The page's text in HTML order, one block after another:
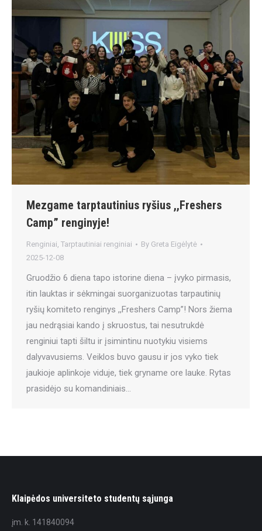
Mezgame tarptautinius ryšius ,,Freshers
Camp” renginyje!
Renginiai, Tarptautiniai renginiai By Greta Eigėlytė
2025-12-08
Gruodžio 6 diena tapo istorine diena – įvyko pirmasis,
itin lauktas ir sėkmingai suorganizuotas tarpautinių
ryšių komiteto renginys ,,Freshers Camp”! Nors žiema
jau nedrąsiai kando į skruostus, tai nesutrukdė
renginiui tapti šiltu ir įsimintinu nuotykiu visiems
dalyvavusiems. Veiklos buvo gausu ir jos vyko tiek
jaukioje aplinkoje viduje, tiek gryname ore lauke. Rytas
prasidėjo su komandiniais…
Klaipėdos universiteto studentų sąjunga
įm. k. 141840094